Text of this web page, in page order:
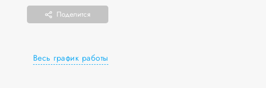
Поделится
Весь график работы